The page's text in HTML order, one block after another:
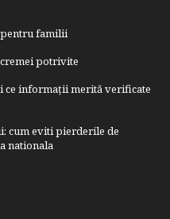
pentru familii
potrivite
ce informații merită verificate
cum eviti pierderile de
nationala